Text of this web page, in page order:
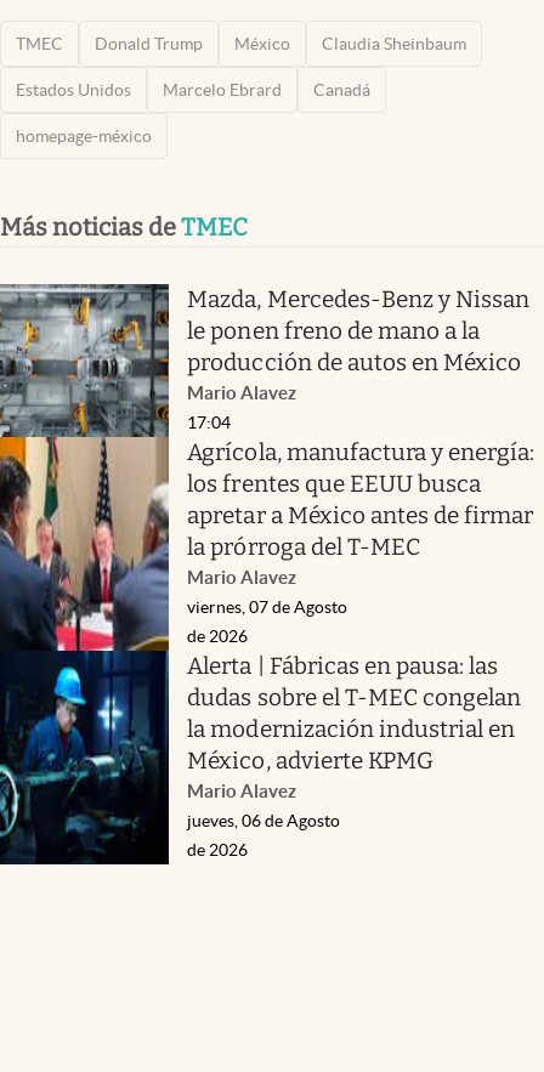
TMEC Donald Trump México Claudia Sheinbaum
Estados Unidos Marcelo Ebrard Canadá
homepage-méxico
Más noticias deTMEC
Mazda, Mercedes-Benz y Nissan
le ponen freno de mano a la
producción de autos en México
Mario Alavez
17:04
Agrícola, manufactura y energía:
los frentes que EEUU busca
apretar a México antes de firmar
la prórroga del T-MEC
Mario Alavez
viernes, 07 de Agosto
de 2026
Alerta | Fábricas en pausa: las
dudas sobre el T-MEC congelan
la modernización industrial en
México, advierte KPMG
Mario Alavez
jueves, 06 de Agosto
de 2026